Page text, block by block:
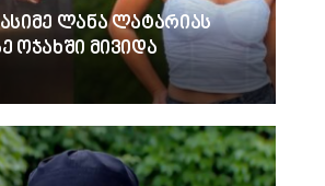
ლანა ლატარიას
ოჯახში მივიდა